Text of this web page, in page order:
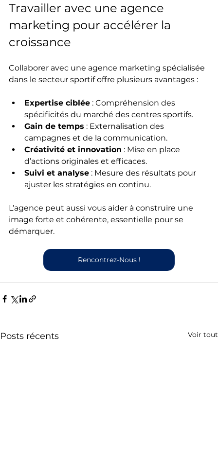
Travailler avec une agence
marketing pour accélérer la
croissance
Collaborer avec une agence marketing spécialisée
dans le secteur sportif offre plusieurs avantages :
Expertise ciblée : Compréhension des
spécificités du marché des centres sportifs.
Gain de temps : Externalisation des
campagnes et de la communication.
Créativité et innovation : Mise en place
d’actions originales et efficaces.
Suivi et analyse : Mesure des résultats pour
ajuster les stratégies en continu.
L’agence peut aussi vous aider à construire une
image forte et cohérente, essentielle pour se
démarquer.
Rencontrez-Nous !
Posts récents Voir tout